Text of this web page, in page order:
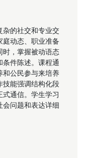
杂的社交和专业交
动态、职业准备
时，掌握被动语态
件陈述。课程通
和公民参与来培养
技能强调结构化段
通信。学生学习
问题和表达详细